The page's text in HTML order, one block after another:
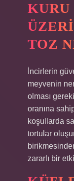
TOZ
İncirlerin
meyvenin
olması
oranına
koşullarda
tortular
zararlı bir